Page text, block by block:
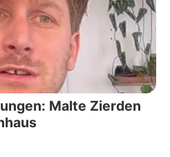
Malte Zierden